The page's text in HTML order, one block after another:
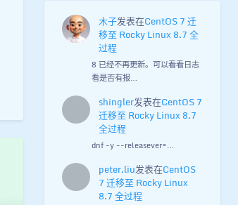
木子发表在CentOS 7 迁
移至 Rocky Linux 8.7 全
过程
8 已经不再更新。可以看看日志
看是否有报…
shingler发表在CentOS 7
迁移至 Rocky Linux 8.7
全过程
dnf -y --releasever=…
peter.liu发表在CentOS
7 迁移至 Rocky Linux
8.7 全过程